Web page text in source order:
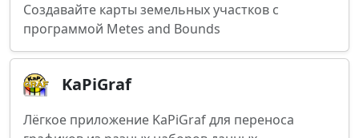
Создавайте карты земельных участков с
программой Metes and Bounds
KaPiGraf
Лёгкое приложение KaPiGraf для переноса